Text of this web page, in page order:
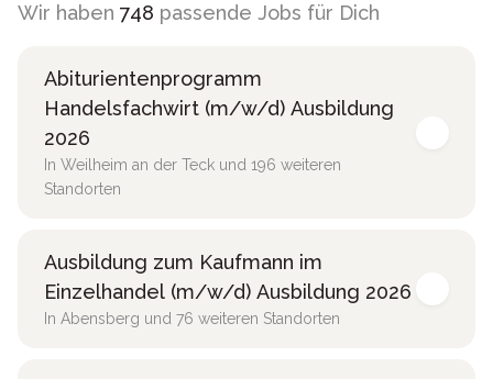
Wir haben 748 passende Jobs für Dich
Abiturientenprogramm
Handelsfachwirt (m/w/d) Ausbildung
2026
In Weilheim an der Teck und 196 weiteren
Standorten
Ausbildung zum Kaufmann im
Einzelhandel (m/w/d) Ausbildung 2026
In Abensberg und 76 weiteren Standorten